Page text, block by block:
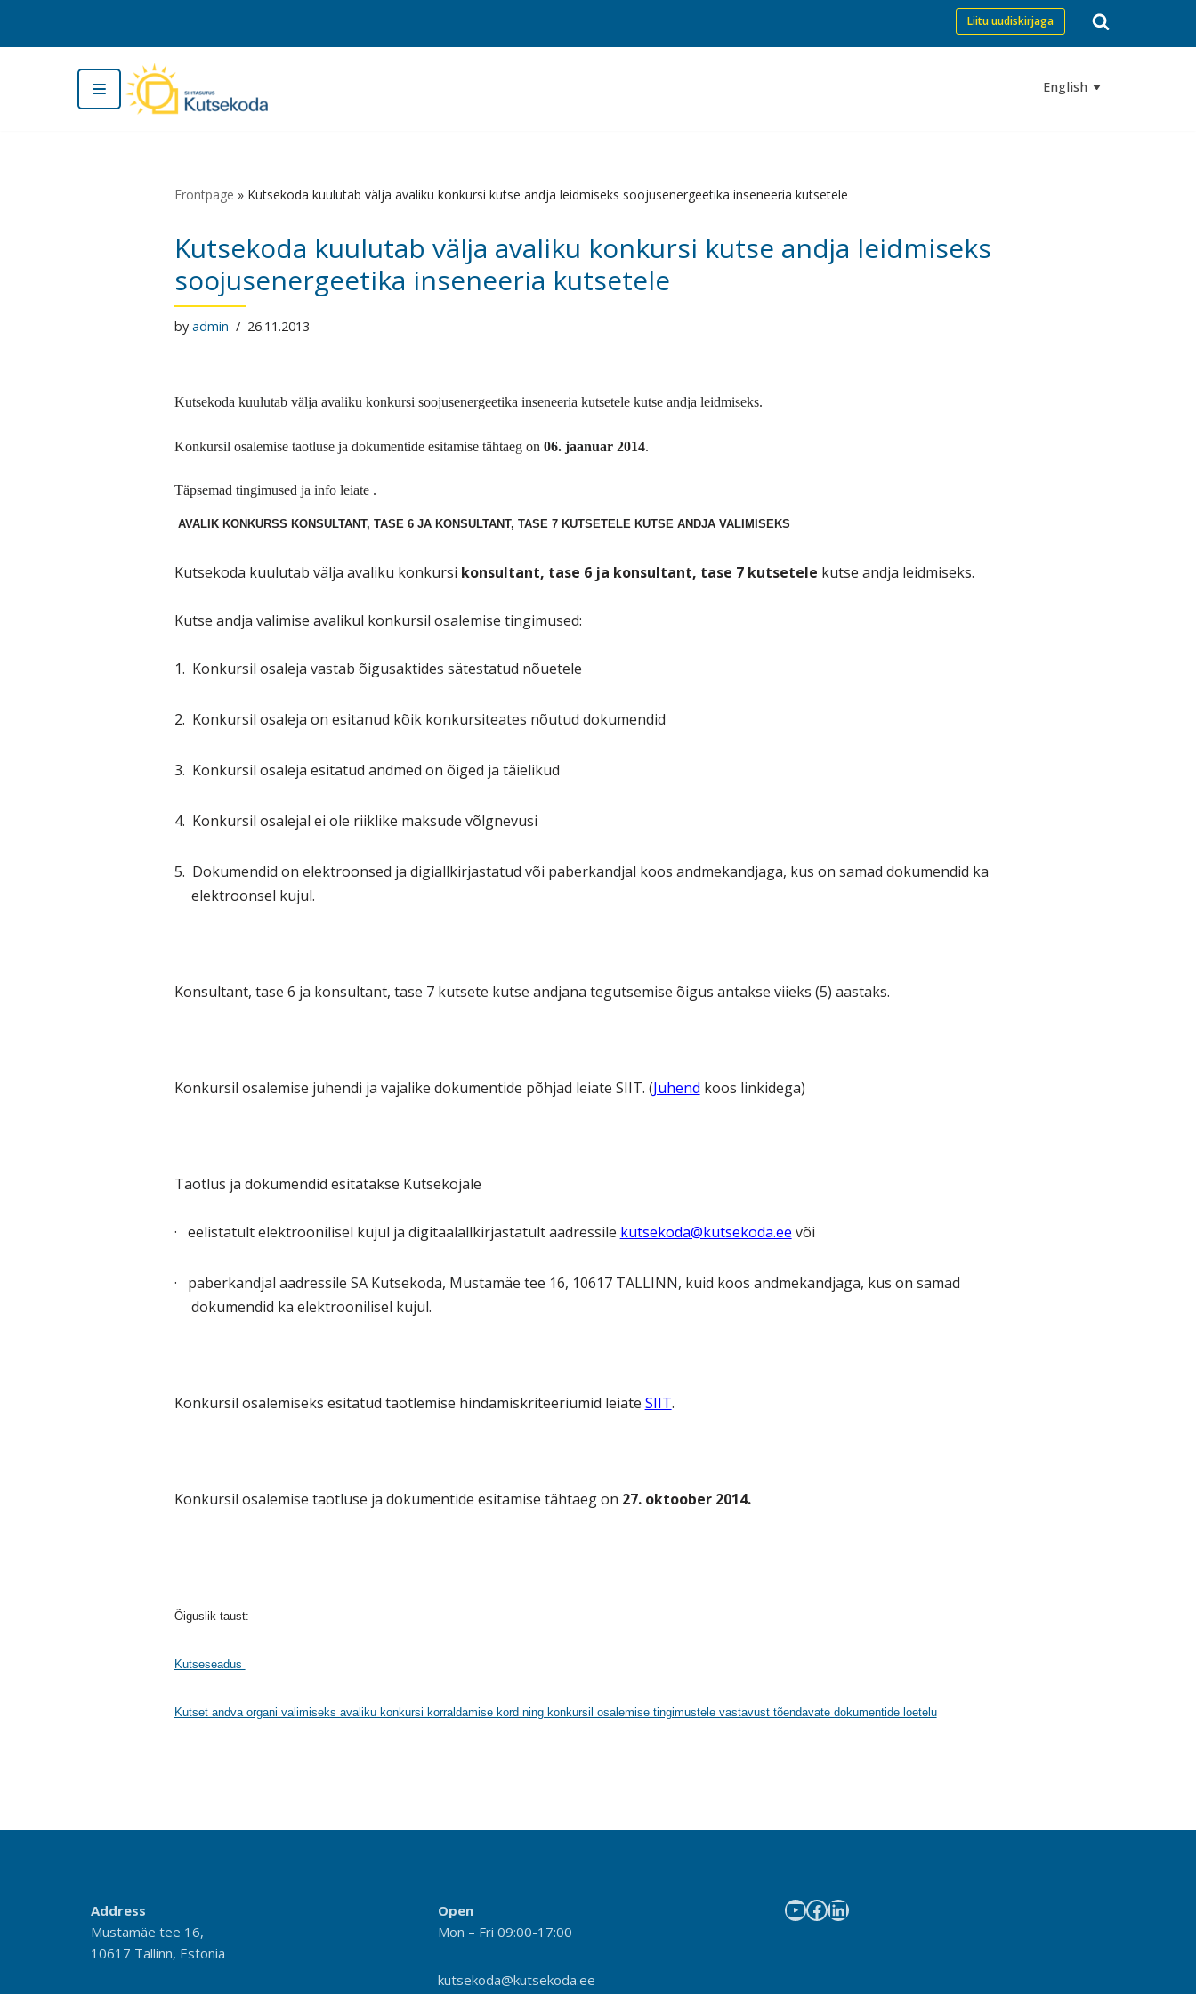
Skip
Liitu uudiskirjaga
English
Frontpage » Kutsekoda kuulutab välja avaliku konkursi kutse andja leidmiseks soojusenergeetika inseneeria kutsetele
Kutsekoda kuulutab välja avaliku konkursi kutse andja leidmiseks
soojusenergeetika inseneeria kutsetele
by admin 26.11.2013
Kutsekoda kuulutab välja avaliku konkursi soojusenergeetika inseneeria kutsetele kutse andja leidmiseks.
Konkursil osalemise taotluse ja dokumentide esitamise tähtaeg on 06. jaanuar 2014.
Täpsemad tingimused ja info leiate .
AVALIK KONKURSS KONSULTANT, TASE 6 JA KONSULTANT, TASE 7 KUTSETELE KUTSE ANDJA VALIMISEKS
Kutsekoda kuulutab välja avaliku konkursi konsultant, tase 6 ja konsultant, tase 7kutsetele kutse andja leidmiseks.
Kutse andja valimise avalikul konkursil osalemise tingimused:
1. Konkursil osaleja vastab õigusaktides sätestatud nõuetele
2. Konkursil osaleja on esitanud kõik konkursiteates nõutud dokumendid
3. Konkursil osaleja esitatud andmed on õiged ja täielikud
4. Konkursil osalejal ei ole riiklike maksude võlgnevusi
5. Dokumendid on elektroonsed ja digiallkirjastatud või paberkandjal koos andmekandjaga, kus on samad dokumendid ka
elektroonsel kujul.
Konsultant, tase 6 ja konsultant, tase 7 kutsete kutse andjana tegutsemise õigus antakse viieks (5) aastaks.
Konkursil osalemise juhendi ja vajalike dokumentide põhjad leiate SIIT. (Juhend koos linkidega)
Taotlus ja dokumendid esitatakse Kutsekojale
· eelistatult elektroonilisel kujul ja digitaalallkirjastatult aadressile kutsekoda@kutsekoda.ee või
·
paberkandjal aadressile SA Kutsekoda, Mustamäe tee 16, 10617 TALLINN, kuid koos andmekandjaga, kus on samad
dokumendid ka elektroonilisel kujul.
Konkursil osalemiseks esitatud taotlemise hindamiskriteeriumid leiate SIIT.
Konkursil osalemise taotluse ja dokumentide esitamise tähtaeg on 27. oktoober 2014.
Õiguslik taust:
Kutseseadus
Kutset andva organi valimiseks avaliku konkursi korraldamise kord ning konkursil osalemise tingimustele vastavust tõendavate dokumentide loetelu
Address
Mustamäe tee 16,
10617 Tallinn, Estonia
Open
Mon – Fri 09:00-17:00
kutsekoda@kutsekoda.ee